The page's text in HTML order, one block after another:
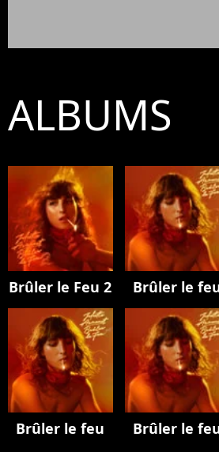
ALBUMS
Brûler le Feu 2 Brûler le
Brûler le feu Brûler le